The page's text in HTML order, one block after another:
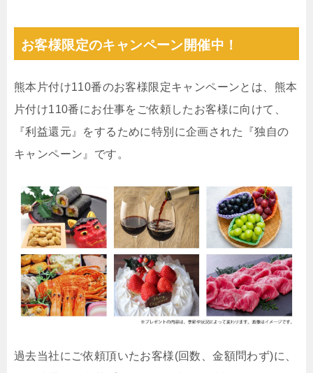
お客様限定のキャンペーン開催中！
熊本片付け110番のお客様限定キャンペーンとは、熊本
片付け110番にお仕事をご依頼したお客様に向けて、
『利益還元』をするために特別に企画された『独自の
キャンペーン』です。
過去当社にご依頼頂いたお客様(回数、金額問わず)に、